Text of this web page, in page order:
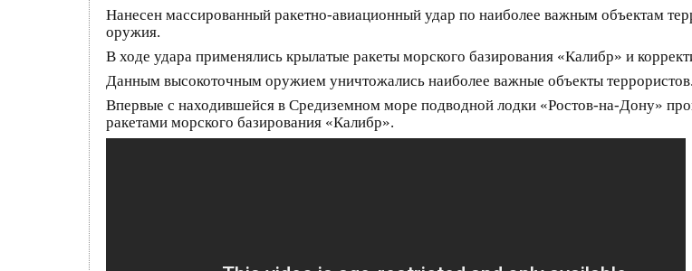
Нанесен массированный ракетно-авиационный удар по наиболее важным объектам
оружия.
В ходе удара применялись крылатые ракеты морского базирования «Калибр» и
Данным высокоточным оружием уничтожались наиболее важные объекты террористов.
Впервые с находившейся в Средиземном море подводной лодки «Ростов-на-Дону»
ракетами морского базирования «Калибр».